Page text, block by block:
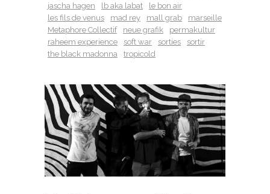
jascha hagen
lb aka labat
le bon air
les fils de venus
mad rey mall grab
marseille
Metaphore Collectif
neue grafik
permakultur
raheem experience
soft war sorties
sortir
the black madonna
tropicold